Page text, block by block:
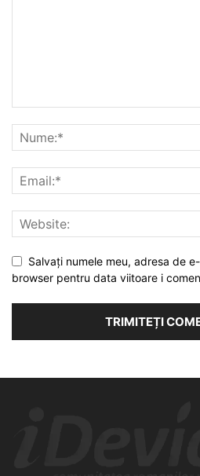
Salvați numele meu, adresa de
browser pentru data viitoare i